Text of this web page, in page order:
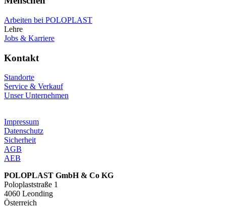
Arbeiten bei POLOPLAST
Lehre
Jobs & Karriere
Kontakt
Standorte
Service & Verkauf
Unser Unternehmen
Impressum
Datenschutz
Sicherheit
AGB
AEB
POLOPLAST GmbH & Co KG
Poloplaststraße 1
4060 Leonding
Österreich